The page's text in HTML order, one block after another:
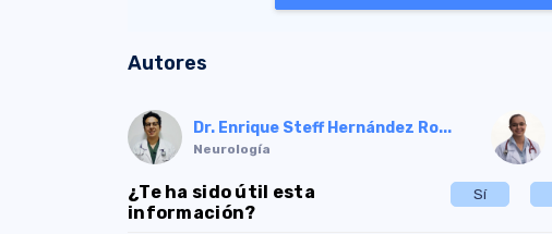
Autores
Dr. Enrique Steff Hernández Ro...
Neurología
¿Te ha sido útil esta
información?
Sí